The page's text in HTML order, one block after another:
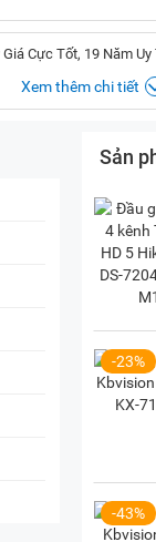
Cực Tốt, 19 Năm
Xem thêm chi tiết
Chỉ đường)
Chỉ
Vườn Lài, TP. HCM(
Sản
-23%
-43%